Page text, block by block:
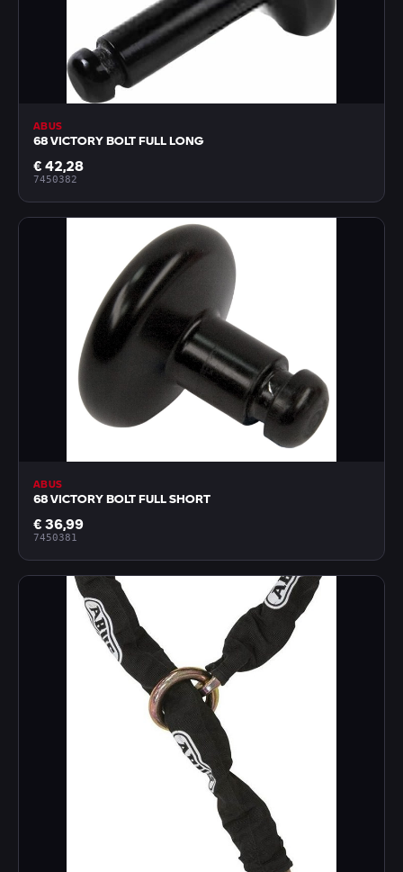
ABUS
68 VICTORY BOLT FULL LONG
€ 42,28
7450382
ABUS
68 VICTORY BOLT FULL SHORT
€ 36,99
7450381